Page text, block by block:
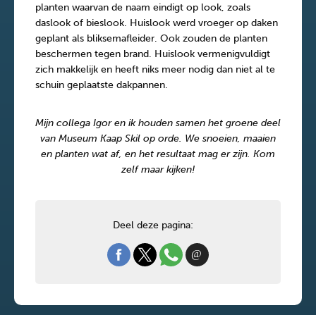
planten waarvan de naam eindigt op look, zoals
daslook of bieslook. Huislook werd vroeger op daken
geplant als bliksemafleider. Ook zouden de planten
beschermen tegen brand. Huislook vermenigvuldigt
zich makkelijk en heeft niks meer nodig dan niet al te
schuin geplaatste dakpannen.
Mijn collega Igor en ik houden samen het groene deel
van Museum Kaap Skil op orde. We snoeien, maaien
en planten wat af, en het resultaat mag er zijn. Kom
zelf maar kijken!
Deel deze pagina: